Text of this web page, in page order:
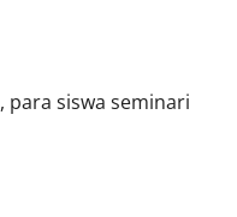
para siswa seminari